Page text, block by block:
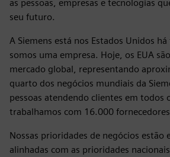
as pessoas, empresas e tecnologias
seu futuro.
A Siemens está nos Estados Unidos
somos uma empresa. Hoje, os EUA
mercado global, representando
quarto dos negócios mundiais da
pessoas atendendo clientes em todos
trabalhamos com 16.000
Nossas prioridades de negócios estão
alinhadas com as prioridades